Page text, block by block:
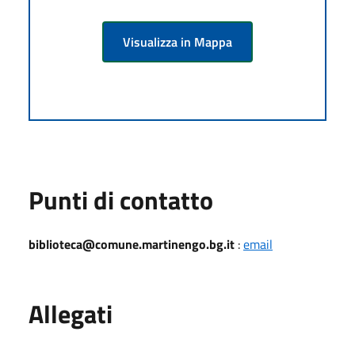
Visualizza in Mappa
Punti di contatto
biblioteca@comune.martinengo.bg.it :email
Allegati